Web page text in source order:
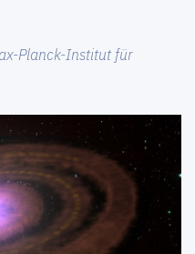
Planck-Institut für